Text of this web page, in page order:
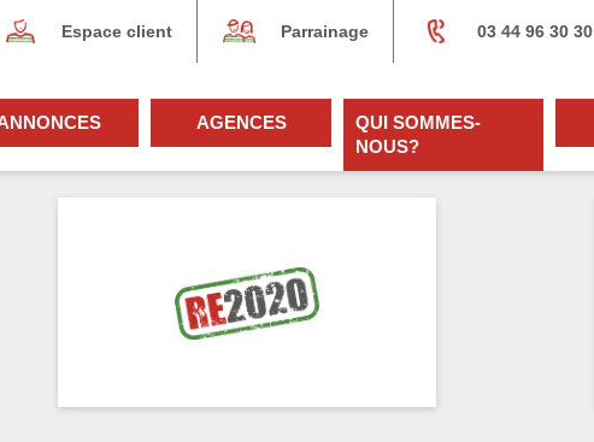
Espace client Parrainage 03 44 96 30 30
AGENCES
QUI SOMMES-
NOUS?